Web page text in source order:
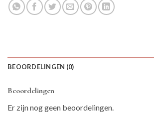
BEOORDELINGEN (0)
Beoordelingen
Er zijn nog geen beoordelingen.